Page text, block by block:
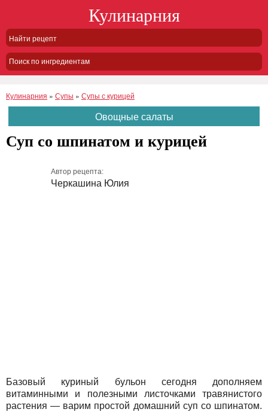
Кулинарния
Поиск по ингредиентам
Кулинарния » Супы » Супы с курицей
Овощные салаты
Суп со шпинатом и курицей
Автор рецепта:
Черкашина Юлия
Базовый куриный бульон сегодня дополняем
витаминными и полезными листочками травянистого
растения — варим простой домашний суп со шпинатом.